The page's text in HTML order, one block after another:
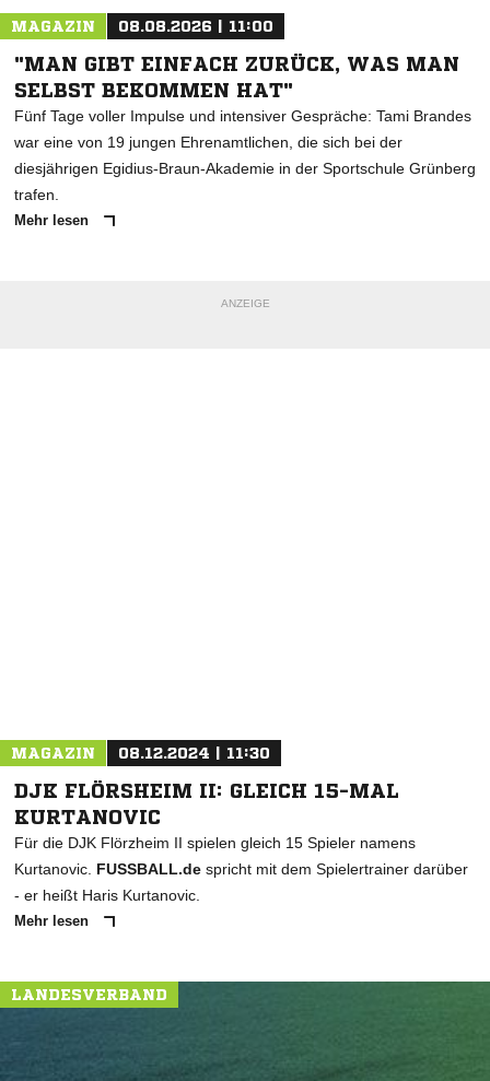
MAGAZIN 08.08.2026 | 11:00
"MAN GIBT EINFACH ZURÜCK, WAS MAN
SELBST BEKOMMEN HAT"
Fünf Tage voller Impulse und intensiver Gespräche: Tami Brandes
war eine von 19 jungen Ehrenamtlichen, die sich bei der
diesjährigen Egidius-Braun-Akademie in der Sportschule Grünberg
trafen.
Mehr lesen
ANZEIGE
MAGAZIN 08.12.2024 | 11:30
DJK FLÖRSHEIM II: GLEICH 15-MAL
KURTANOVIC
Für die DJK Flörzheim II spielen gleich 15 Spieler namens
Kurtanovic. FUSSBALL.de spricht mit dem Spielertrainer darüber
- er heißt Haris Kurtanovic.
Mehr lesen
LANDESVERBAND